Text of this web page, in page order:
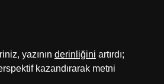
yazının derinliğini artırdı;
kazandırarak metni